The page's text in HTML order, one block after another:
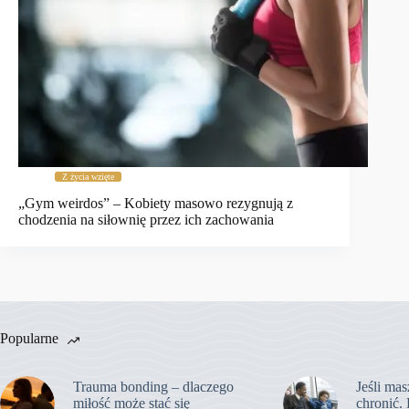
Z życia wzięte
„Gym weirdos” – Kobiety masowo rezygnują z
chodzenia na siłownię przez ich zachowania
Popularne
Trauma bonding – dlaczego
miłość może stać się
Jeśli
chronić.